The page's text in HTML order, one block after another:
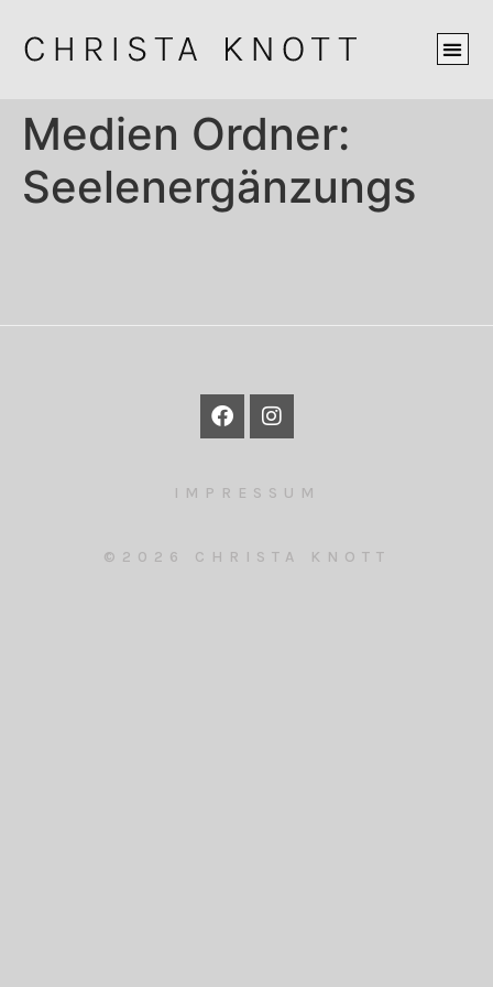
Medien Ordner:
Seelenergänzungs
©2026 CHRISTA KNOTT
IMPRESSUM